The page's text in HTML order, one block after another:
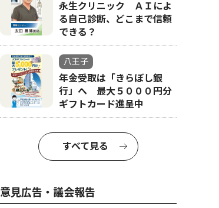
永生クリニック ＡＩによ
る自己診断、どこまで信頼
できる？
八王子
年金受取は「きらぼし銀
行」へ 最大５０００円分
ギフトカード進呈中
すべて見る
意見広告・議会報告